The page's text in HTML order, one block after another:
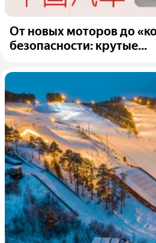
От новых моторов до
безопасности: крутые...